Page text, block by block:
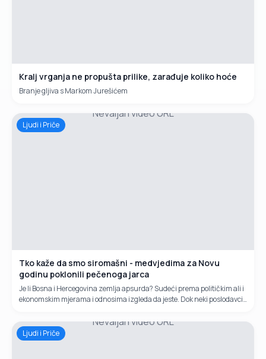
Kralj vrganja ne propušta prilike, zarađuje koliko hoće
Branje gljiva s Markom Jurešićem
Nevaljan video URL
Ljudi i Priče
Tko kaže da smo siromašni - medvjedima za Novu
godinu poklonili pečenoga jarca
Je li Bosna i Hercegovina zemlja apsurda? Sudeći prema političkim ali i
ekonomskim mjerama i odnosima izgleda da jeste. Dok neki poslodavci
Nevaljan video URL
Ljudi i Priče